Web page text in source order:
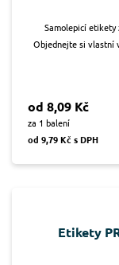
Samolepicí etikety
Objednejte si vlastní
od 8,09 Kč
za 1 balení
od 9,79 Kč s DPH
Etikety